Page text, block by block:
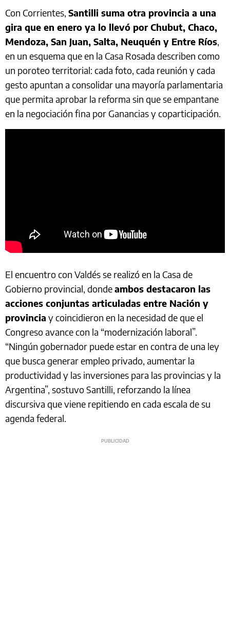
Con Corrientes, Santilli suma otra provincia a una
gira que en enero ya lo llevó por Chubut, Chaco,
Mendoza, San Juan, Salta, Neuquén y Entre Ríos,
en un esquema que en la Casa Rosada describen como
un poroteo territorial: cada foto, cada reunión y cada
gesto apuntan a consolidar una mayoría parlamentaria
que permita aprobar la reforma sin que se empantane
en la negociación fina por Ganancias y coparticipación.
El encuentro con Valdés se realizó en la Casa de
Gobierno provincial, dondeambos destacaron las
acciones conjuntas articuladas entre Nación y
provincia y coincidieron en la necesidad de que el
Congreso avance con la “modernización laboral”.
“Ningún gobernador puede estar en contra de una ley
que busca generar empleo privado, aumentar la
productividad y las inversiones para las provincias y la
Argentina”, sostuvo Santilli, reforzando la línea
discursiva que viene repitiendo en cada escala de su
agenda federal.